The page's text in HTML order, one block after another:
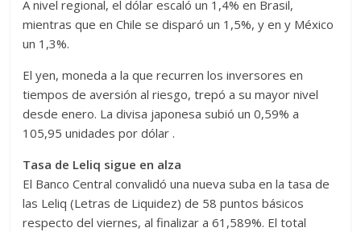
A nivel regional, el dólar escaló un 1,4% en Brasil,
mientras que en Chile se disparó un 1,5%, y en y México
un 1,3%.
El yen, moneda a la que recurren los inversores en
tiempos de aversión al riesgo, trepó a su mayor nivel
desde enero. La divisa japonesa subió un 0,59% a
105,95 unidades por dólar .
Tasa de Leliq sigue en alza
El Banco Central convalidó una nueva suba en la tasa de
las Leliq (Letras de Liquidez) de 58 puntos básicos
respecto del viernes, al finalizar a 61,589%. El total